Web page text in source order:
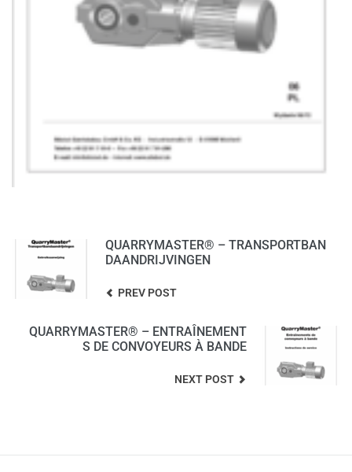
QUARRYMASTER® – TRANSPORTBAN
DAANDRIJVINGEN
PREV POST
QUARRYMASTER® – ENTRAÎNEMENT
S DE CONVOYEURS À BANDE
NEXT POST